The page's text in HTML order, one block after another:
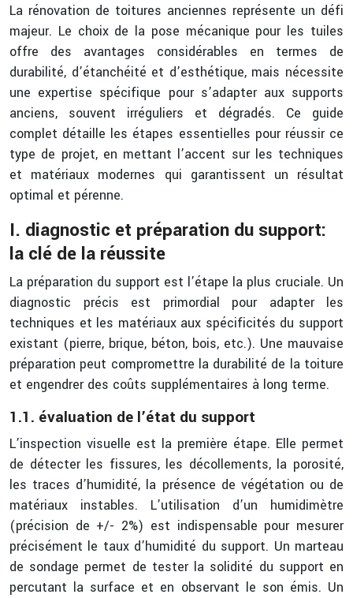
La rénovation de toitures anciennes représente un défi
majeur. Le choix de la pose mécanique pour les tuiles
offre des avantages considérables en termes de
durabilité, d’étanchéité et d’esthétique, mais nécessite
une expertise spécifique pour s’adapter aux supports
anciens, souvent irréguliers et dégradés. Ce guide
complet détaille les étapes essentielles pour réussir ce
type de projet, en mettant l’accent sur les techniques
et matériaux modernes qui garantissent un résultat
optimal et pérenne.
I. diagnostic et préparation du support:
la clé de la réussite
La préparation du support est l’étape la plus cruciale. Un
diagnostic précis est primordial pour adapter les
techniques et les matériaux aux spécificités du support
existant (pierre, brique, béton, bois, etc.). Une mauvaise
préparation peut compromettre la durabilité de la toiture
et engendrer des coûts supplémentaires à long terme.
1.1. évaluation de l’état du support
L’inspection visuelle est la première étape. Elle permet
de détecter les fissures, les décollements, la porosité,
les traces d’humidité, la présence de végétation ou de
matériaux instables. L’utilisation d’un humidimètre
(précision de +/- 2%) est indispensable pour mesurer
précisément le taux d’humidité du support. Un marteau
de sondage permet de tester la solidité du support en
percutant la surface et en observant le son émis. Un